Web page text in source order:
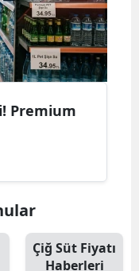
Premium
Çiğ Süt Fiyatı
Haberleri